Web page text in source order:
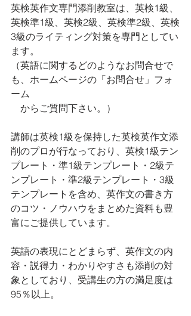
英検英作文専門添削教室は、英検1級、
英検準1級、英検2級、英検準2級、英検
3級のライティング対策を専門としてい
ます。
（英語に関するどのようなお問合せで
も、ホームページの「お問合せ」フォ
ーム
からご質問下さい。）
講師は英検1級を保持した英検英作文添
削のプロが行なっており、英検1級テン
プレート・準1級テンプレート・2級テ
ンプレート・準2級テンプレート・3級
テンプレートを含め、英作文の書き方
のコツ・ノウハウをまとめた資料も豊
富にご提供しています。
英語の表現にとどまらず、英作文の内
容・説得力・わかりやすさも添削の対
象としており、受講生の方の満足度は
95％以上。